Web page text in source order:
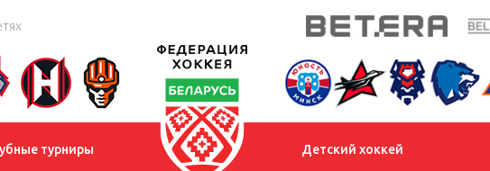
турниры Детский хоккей